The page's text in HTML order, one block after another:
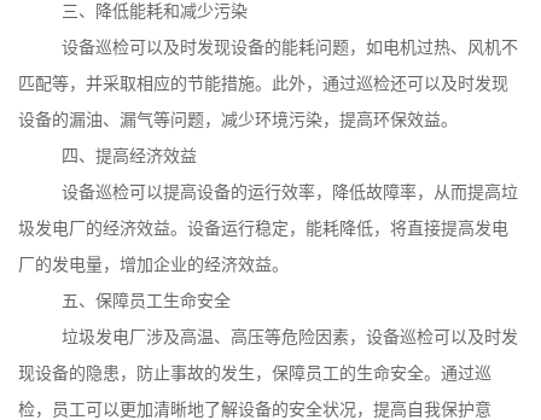
三、降低能耗和减少污染
设备巡检可以及时发现设备的能耗问题，如电机过热、风机不
匹配等，并采取相应的节能措施。此外，通过巡检还可以及时发现
设备的漏油、漏气等问题，减少环境污染，提高环保效益。
四、提高经济效益
设备巡检可以提高设备的运行效率，降低故障率，从而提高垃
圾发电厂的经济效益。设备运行稳定，能耗降低，将直接提高发电
厂的发电量，增加企业的经济效益。
五、保障员工生命安全
垃圾发电厂涉及高温、高压等危险因素，设备巡检可以及时发
现设备的隐患，防止事故的发生，保障员工的生命安全。通过巡
检，员工可以更加清晰地了解设备的安全状况，提高自我保护意